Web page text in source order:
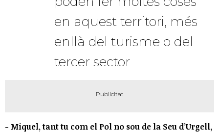
en aquest territori, més
enllà del turisme o del
tercer sector
- Miquel, tant tu com el Pol no sou de la Seu d’Urgell,